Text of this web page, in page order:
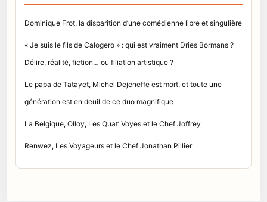
Dominique Frot, la disparition d’une comédienne libre et singulière
« Je suis le fils de Calogero » : qui est vraiment Dries Bormans ?
Délire, réalité, fiction… ou filiation artistique ?
Le papa de Tatayet, Michel Dejeneffe est mort, et toute une
génération est en deuil de ce duo magnifique
La Belgique, Olloy, Les Quat’ Voyes et le Chef Joffrey
Renwez, Les Voyageurs et le Chef Jonathan Pillier